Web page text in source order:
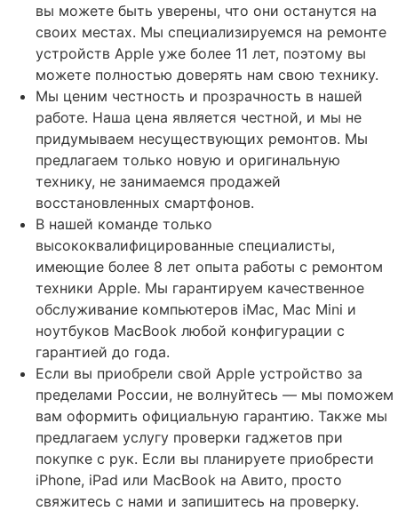
вы можете быть уверены, что они останутся на
своих местах. Мы специализируемся на ремонте
устройств Apple уже более 11 лет, поэтому вы
можете полностью доверять нам свою технику.
Мы ценим честность и прозрачность в нашей
работе. Наша цена является честной, и мы не
придумываем несуществующих ремонтов. Мы
предлагаем только новую и оригинальную
технику, не занимаемся продажей
восстановленных смартфонов.
В нашей команде только
высококвалифицированные специалисты,
имеющие более 8 лет опыта работы с ремонтом
техники Apple. Мы гарантируем качественное
обслуживание компьютеров iMac, Mac Mini и
ноутбуков MacBook любой конфигурации с
гарантией до года.
Если вы приобрели свой Apple устройство за
пределами России, не волнуйтесь — мы поможем
вам оформить официальную гарантию. Также мы
предлагаем услугу проверки гаджетов при
покупке с рук. Если вы планируете приобрести
iPhone, iPad или MacBook на Авито, просто
свяжитесь с нами и запишитесь на проверку.